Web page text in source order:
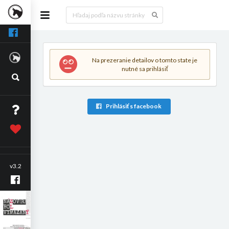
v3.2
Na prezeranie detailov o tomto state je
nutné sa prihlásiť
Prihlásiť s facebook